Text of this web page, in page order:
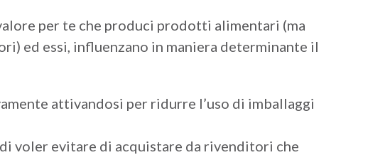
per te che produci prodotti alimentari (ma
ed essi, influenzano in maniera determinante il
attivandosi per ridurre l’uso di imballaggi
voler evitare di acquistare da rivenditori che